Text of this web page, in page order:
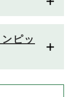
ピッ